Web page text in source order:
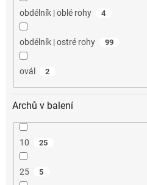
obdélník | oblé rohy 4
obdélník | ostré rohy 99
ovál 2
Archů v balení
10 25
25 5